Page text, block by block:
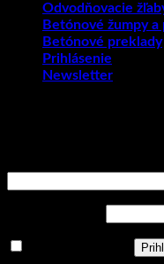
Odvodňovacie
Betónové žumpy a
Betónové preklady
Prihlásenie
Newsletter